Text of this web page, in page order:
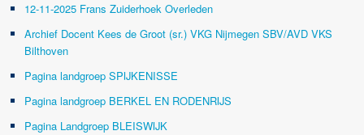
12-11-2025 Frans Zuiderhoek Overleden
Archief Docent Kees de Groot (sr.) VKG Nijmegen SBV/AVD VKS
Bilthoven
Pagina landgroep SPIJKENISSE
Pagina landgroep BERKEL EN RODENRIJS
Pagina Landgroep BLEISWIJK